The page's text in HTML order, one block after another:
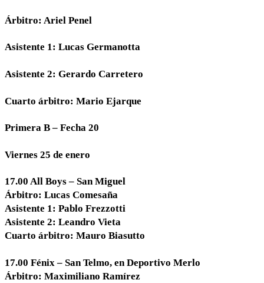
Árbitro: Ariel Penel
Asistente 1: Lucas Germanotta
Asistente 2: Gerardo Carretero
Cuarto árbitro: Mario Ejarque
Primera B – Fecha 20
Viernes 25 de enero
17.00 All Boys – San Miguel
Árbitro: Lucas Comesaña
Asistente 1: Pablo Frezzotti
Asistente 2: Leandro Vieta
Cuarto árbitro: Mauro Biasutto
17.00 Fénix – San Telmo, en Deportivo Merlo
Árbitro: Maximiliano Ramírez